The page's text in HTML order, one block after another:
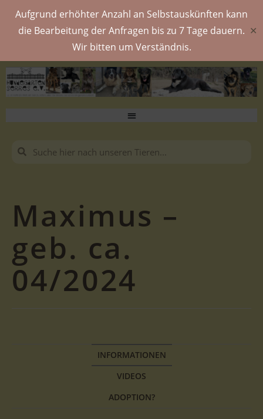
Aufgrund erhöhter Anzahl an Selbstauskünften kann
die Bearbeitung der Anfragen bis zu 7 Tage dauern.
Wir bitten um Verständnis.
✕
Maximus –
geb. ca.
04/2024
INFORMATIONEN
VIDEOS
ADOPTION?